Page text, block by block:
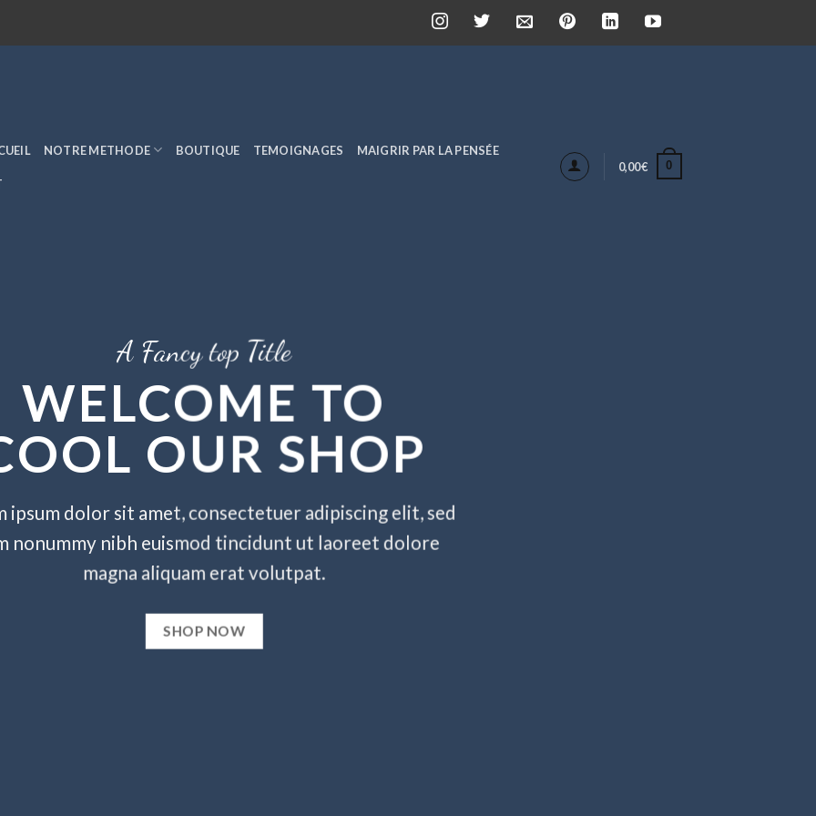
NOTRE METHODE BOUTIQUE TEMOIGNAGES MAIGRIR PAR LA PENSÉE
0,00€ 0
A Fancy top Title
WELCOME TO
OUR SHOP
ipsum dolor sit amet, consectetuer adipiscing elit, sed
nonummy nibh euismod tincidunt ut laoreet dolore
magna aliquam erat volutpat.
SHOP NOW